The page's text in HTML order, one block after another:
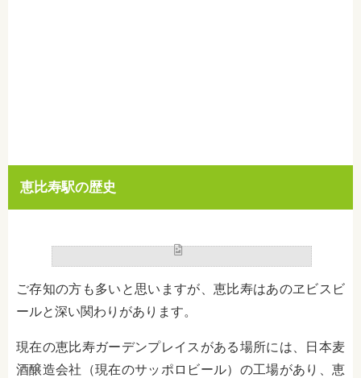
恵比寿駅の歴史
ご存知の方も多いと思いますが、恵比寿はあのヱビスビ
ールと深い関わりがあります。
現在の恵比寿ガーデンプレイスがある場所には、日本麦
酒醸造会社（現在のサッポロビール）の工場があり、恵